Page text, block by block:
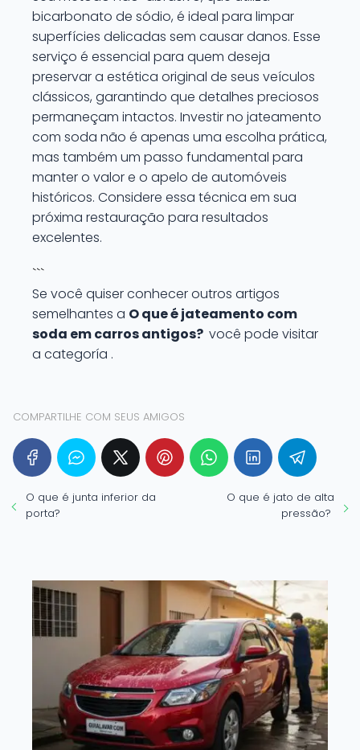
bicarbonato de sódio, é ideal para limpar
superfícies delicadas sem causar danos. Esse
serviço é essencial para quem deseja
preservar a estética original de seus veículos
clássicos, garantindo que detalhes preciosos
permaneçam intactos. Investir no jateamento
com soda não é apenas uma escolha prática,
mas também um passo fundamental para
manter o valor e o apelo de automóveis
históricos. Considere essa técnica em sua
próxima restauração para resultados
excelentes.
```
Se você quiser conhecer outros artigos
semelhantes a O que é jateamento com
soda em carros antigos? você pode visitar
a categoría .
COMPARTILHE COM SEUS AMIGOS
O que é junta inferior da
porta?
O que é jato de alta
pressão?